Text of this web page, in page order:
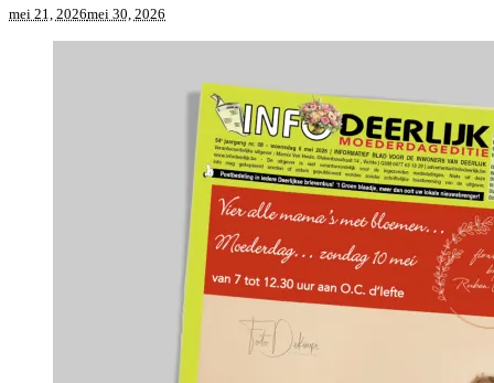
mei 21, 2026mei 30, 2026